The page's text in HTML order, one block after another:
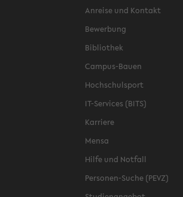
An­rei­se und Kon­takt
Be­wer­bung
Bi­blio­thek
Campus-​Bauen
Hoch­schul­sport
IT-​Services (BITS)
Kar­rie­re
Mensa
Hilfe und Not­fall
Personen-​Suche (PEVZ)